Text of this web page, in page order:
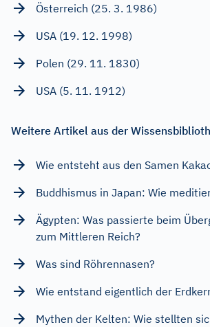
Österreich (25. 3. 1986)
USA (19. 12. 1998)
Polen (29. 11. 1830)
USA (5. 11. 1912)
Weitere Artikel aus der
Wie entsteht aus den Samen
Buddhismus in Japan: Wie
Ägypten: Was passierte beim
zum Mittleren Reich?
Was sind Röhrennasen?
Wie entstand eigentlich der
Mythen der Kelten: Wie stellten